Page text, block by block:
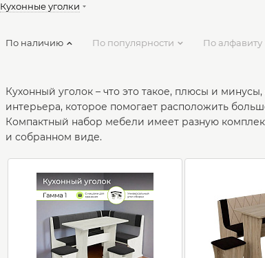
Кухонные уголки
По наличию По популярности По алфавиту
Кухонный уголок – что это такое, плюсы и
интерьера, которое помогает расположить
Компактный набор мебели имеет разную
и собранном виде.